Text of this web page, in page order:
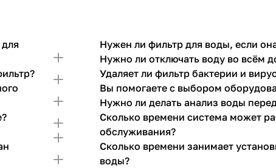
Нужен ли фильтр для воды, если
Нужно ли отключать воду во всём
Удаляет ли фильтр бактерии и
Вы помогаете с выбором
Нужно ли делать анализ воды
Сколько времени система может
обслуживания?
Сколько времени занимает
воды?